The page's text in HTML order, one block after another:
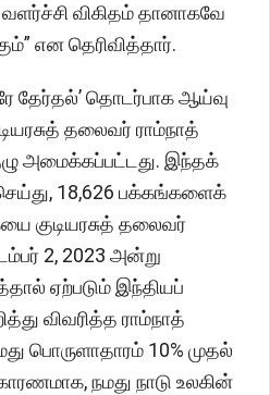
வளர்ச்சி விகிதம் தானாகவே
என தெரிவித்தார்.
தேர்தல்’ தொடர்பாக ஆய்வு
தலைவர் ராம்நாத்
அமைக்கப்பட்டது. இந்தக்
18,626 பக்கங்களைக்
குடியரசுத் தலைவர்
2, 2023 அன்று
ஏற்படும் இந்தியப்
விவரித்த ராம்நாத்
பொருளாதாரம் 10% முதல்
நமது நாடு உலகின்